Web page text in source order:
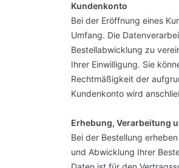
Kundenkonto
Bei der Eröffnung eines
Umfang. Die
Bestellabwicklung zu
Ihrer Einwilligung. Sie
Rechtmäßigkeit der
Kundenkonto wird
Erhebung, Verarbeitung
Bei der Bestellung
und Abwicklung Ihrer